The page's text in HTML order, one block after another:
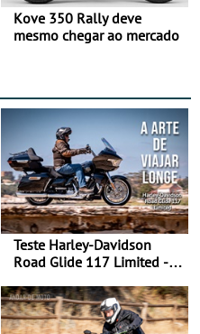
Kove 350 Rally deve
mesmo chegar ao mercado
Teste Harley-Davidson
Road Glide 117 Limited - A